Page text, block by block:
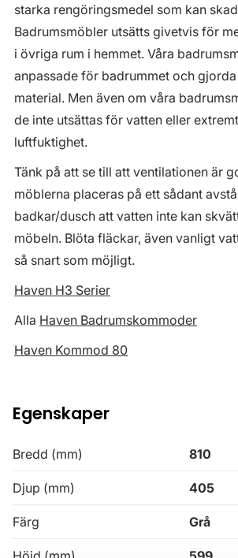
starka rengöringsmedel som kan
Badrumsmöbler utsätts givetvis för
i övriga rum i hemmet. Våra
anpassade för badrummet och
material. Men även om våra
de inte utsättas för vatten eller
luftfuktighet.
Tänk på att se till att ventilationen är
möblerna placeras på ett sådant
badkar/dusch att vatten inte kan
möbeln. Blöta fläckar, även vanligt
så snart som möjligt.
Haven H3 Serier
Alla Haven Badrumskommoder
Haven Kommod 80
Egenskaper
Bredd (mm) 810
Djup (mm) 405
Färg Grå